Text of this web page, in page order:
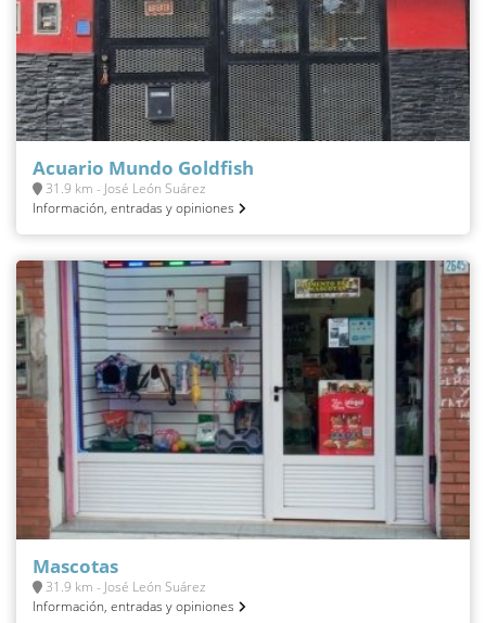
Acuario Mundo Goldfish
31.9 km - José León Suárez
Información, entradas y opiniones
Mascotas
31.9 km - José León Suárez
Información, entradas y opiniones